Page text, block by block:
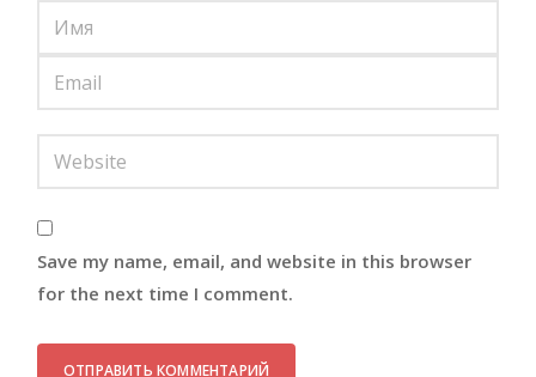
Save my name, email, and website in this browser
for the next time I comment.